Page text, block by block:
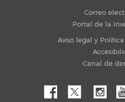
Correo
Portal de la
Aviso legal y
Canal de